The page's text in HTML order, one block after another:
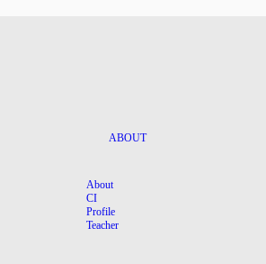
ABOUT
About
CI
Profile
Teacher